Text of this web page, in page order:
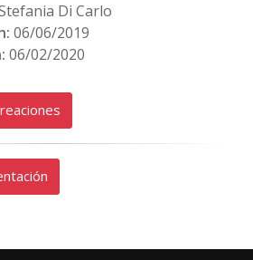
Di Carlo
06/06/2019
06/02/2020